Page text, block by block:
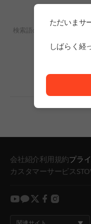
検索
検索語の単語数を減らす
検索結果がありません。
会社紹介利用規約プラ
カスタマーサービス
youtube
kakao
twitter
facebook
instagram
ただいまサ
しばらく経